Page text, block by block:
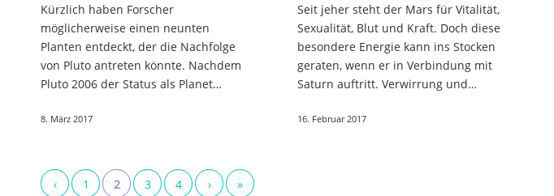
Kürzlich haben Forscher
möglicherweise einen neunten
Planten entdeckt, der die Nachfolge
von Pluto antreten könnte. Nachdem
Pluto 2006 der Status als Planet
noch acht Planeten. Mit dieser
8. März 2017
Seit jeher steht der Mars für Vitalität,
Sexualität, Blut und Kraft. Doch diese
besondere Energie kann ins Stocken
geraten, wenn er in Verbindung mit
Saturn auftritt. Verwirrung und
Saturn kann zu großen…
16. Februar 2017
‹ 1 2 3 4 › »